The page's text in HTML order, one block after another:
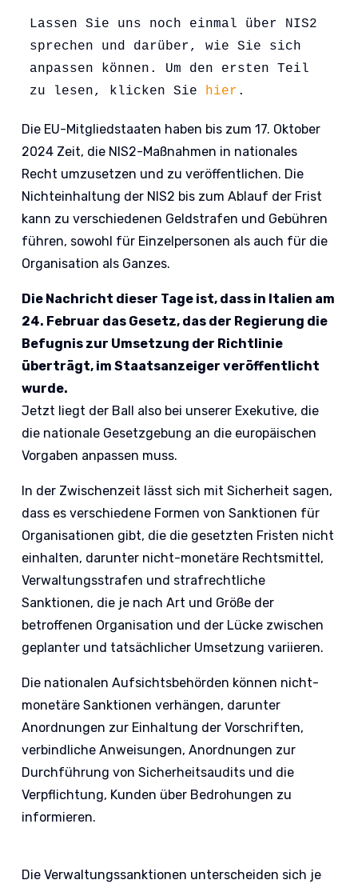
Lassen Sie uns noch einmal über NIS2
sprechen und darüber, wie Sie sich
anpassen können. Um den ersten Teil
zu lesen, klicken Sie hier .
Die EU-Mitgliedstaaten haben bis zum 17. Oktober
2024 Zeit, die NIS2-Maßnahmen in nationales
Recht umzusetzen und zu veröffentlichen. Die
Nichteinhaltung der NIS2 bis zum Ablauf der Frist
kann zu verschiedenen Geldstrafen und Gebühren
führen, sowohl für Einzelpersonen als auch für die
Organisation als Ganzes.
Die Nachricht dieser Tage ist, dass in Italien am
24. Februar das Gesetz, das der Regierung die
Befugnis zur Umsetzung der Richtlinie
überträgt, im Staatsanzeiger veröffentlicht
wurde.
Jetzt liegt der Ball also bei unserer Exekutive, die
die nationale Gesetzgebung an die europäischen
Vorgaben anpassen muss.
In der Zwischenzeit lässt sich mit Sicherheit sagen,
dass es verschiedene Formen von Sanktionen für
Organisationen gibt, die die gesetzten Fristen nicht
einhalten, darunter nicht-monetäre Rechtsmittel,
Verwaltungsstrafen und strafrechtliche
Sanktionen, die je nach Art und Größe der
betroffenen Organisation und der Lücke zwischen
geplanter und tatsächlicher Umsetzung variieren.
Die nationalen Aufsichtsbehörden können nicht-
monetäre Sanktionen verhängen, darunter
Anordnungen zur Einhaltung der Vorschriften,
verbindliche Anweisungen, Anordnungen zur
Durchführung von Sicherheitsaudits und die
Verpflichtung, Kunden über Bedrohungen zu
informieren.
Die Verwaltungssanktionen unterscheiden sich je